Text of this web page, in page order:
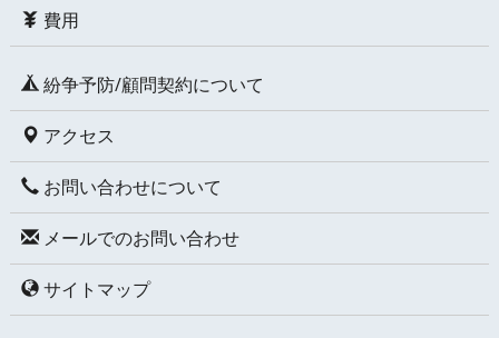
費用
紛争予防/顧問契約について
アクセス
お問い合わせについて
メールでのお問い合わせ
サイトマップ